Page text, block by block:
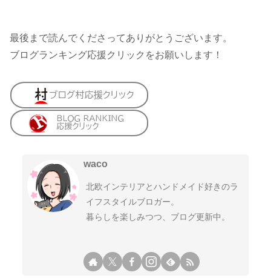
最後まで読んでくださってありがとうございます。
ブログランキング応援クリックをお願いします！
waco
北欧インテリアとハンドメイド好きのラ
イフスタイルブロガー。
暮らしを楽しみつつ、ブログ更新中。